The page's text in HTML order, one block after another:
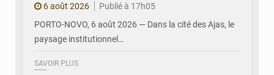
6 août 2026
Publié à 17h05
PORTO-NOVO, 6 août 2026 — Dans la cité des Ajas, le
paysage institutionnel…
SAVOIR PLUS